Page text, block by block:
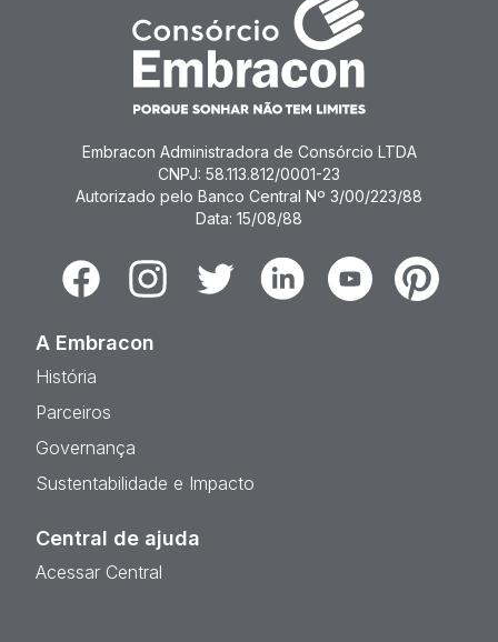
Embracon Administradora de Consórcio LTDA
CNPJ: 58.113.812/0001-23
Autorizado pelo Banco Central Nº 3/00/223/88
Data: 15/08/88
FacebookInstagramTwitter LinkedinYoutubePinterest
A Embracon
História
Parceiros
Governança
Sustentabilidade e Impacto
Central de ajuda
Acessar Central